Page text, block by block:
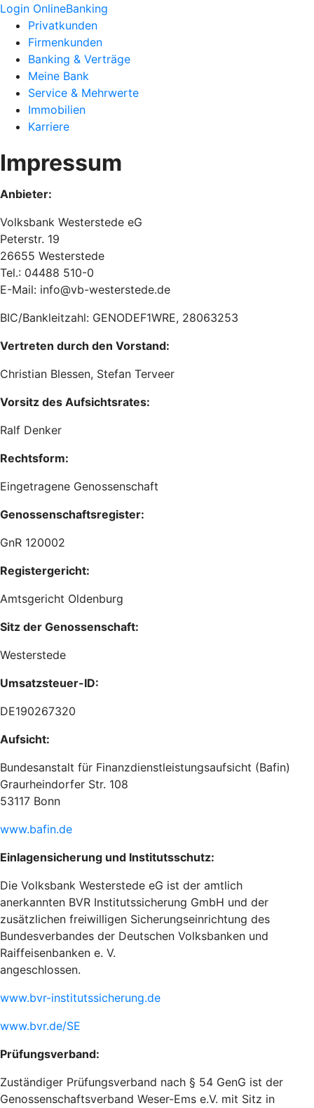
Login OnlineBanking
Privatkunden
Firmenkunden
Banking & Verträge
Meine Bank
Service & Mehrwerte
Immobilien
Karriere
Impressum
Anbieter:
Volksbank Westerstede eG
Peterstr. 19
26655 Westerstede
Tel.: 04488 510-0
E-Mail: info@vb-westerstede.de
BIC/Bankleitzahl: GENODEF1WRE, 28063253
Vertreten durch den Vorstand:
Christian Blessen, Stefan Terveer
Vorsitz des Aufsichtsrates:
Ralf Denker
Rechtsform:
Eingetragene Genossenschaft
Genossenschaftsregister:
GnR 120002
Registergericht:
Amtsgericht Oldenburg
Sitz der Genossenschaft:
Westerstede
Umsatzsteuer-ID:
DE190267320
Aufsicht:
Bundesanstalt für Finanzdienstleistungsaufsicht (Bafin)
Graurheindorfer Str. 108
53117 Bonn
www.bafin.de
Einlagensicherung und Institutsschutz:
Die Volksbank Westerstede eG ist der amtlich
anerkannten BVR Institutssicherung GmbH und der
zusätzlichen freiwilligen Sicherungseinrichtung des
Bundesverbandes der Deutschen Volksbanken und
Raiffeisenbanken e. V.
angeschlossen.
www.bvr-institutssicherung.de
www.bvr.de/SE
Prüfungsverband:
Zuständiger Prüfungsverband nach § 54 GenG ist der
Genossenschaftsverband Weser-Ems e.V. mit Sitz in